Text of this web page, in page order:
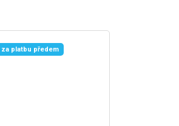
za platbu předem